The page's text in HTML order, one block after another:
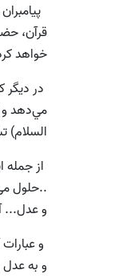
خواهد
در
مي‌دهد و
السلام)
..حلول
و عدل...
و
و به عدل